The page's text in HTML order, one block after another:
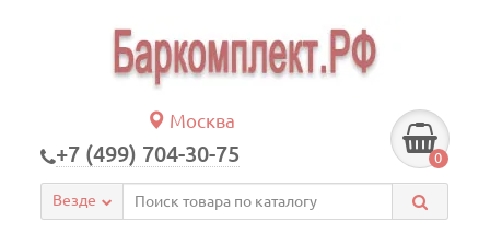
Москва
+7 (499) 704-30-75 0
Везде